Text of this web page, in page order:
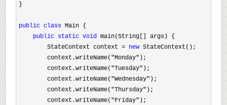
}
public class Main {
public static void main(String[] args) {
        StateContext context
= new StateContext();
        context.writeName(
"Monday" );
        context.writeName(
"Tuesday" );
        context.writeName(
"Wednesday" );
        context.writeName(
"Thursday" );
        context.writeName(
"Friday" );